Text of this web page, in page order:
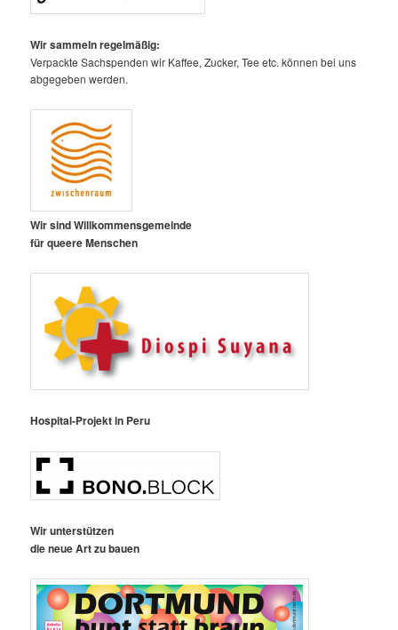
Wir sammeln regelmäßig:
Verpackte Sachspenden wir Kaffee, Zucker, Tee etc. können bei uns
abgegeben werden.
Wir sind Willkommensgemeinde
für queere Menschen
Hospital-Projekt in Peru
Wir unterstützen
die neue Art zu bauen